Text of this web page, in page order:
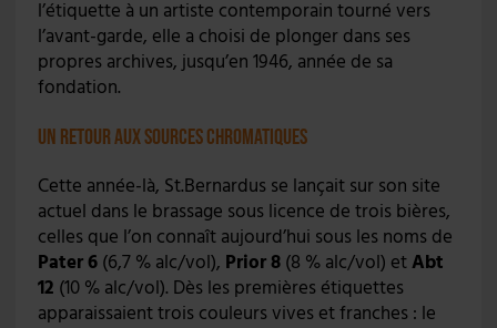
l’étiquette à un artiste contemporain tourné vers
l’avant-garde, elle a choisi de plonger dans ses
propres archives, jusqu’en 1946, année de sa
fondation.
Un retour aux sources chromatiques
Cette année-là, St.Bernardus se lançait sur son site
actuel dans le brassage sous licence de trois bières,
celles que l’on connaît aujourd’hui sous les noms de
Pater 6(6,7 % alc/vol), Prior 8(8 % alc/vol) etAbt
12 (10 % alc/vol). Dès les premières étiquettes
apparaissaient trois couleurs vives et franches : le